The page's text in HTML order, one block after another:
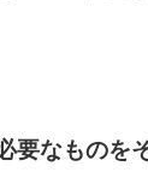
要なものを